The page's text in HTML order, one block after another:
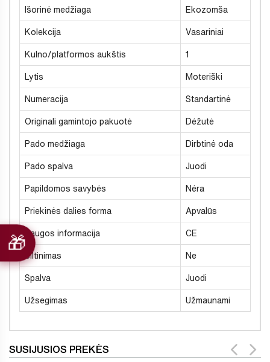
Išorinė medžiaga Ekozomša
Kolekcija Vasariniai
Kulno/platformos aukštis 1
Lytis Moteriški
Numeracija Standartinė
Originali gamintojo pakuotė Dėžutė
Pado medžiaga Dirbtinė oda
Pado spalva Juodi
Papildomos savybės Nėra
Priekinės dalies forma Apvalūs
Saugos informacija CE
Šiltinimas Ne
Spalva Juodi
Užsegimas Užmaunami
SUSIJUSIOS PREKĖS